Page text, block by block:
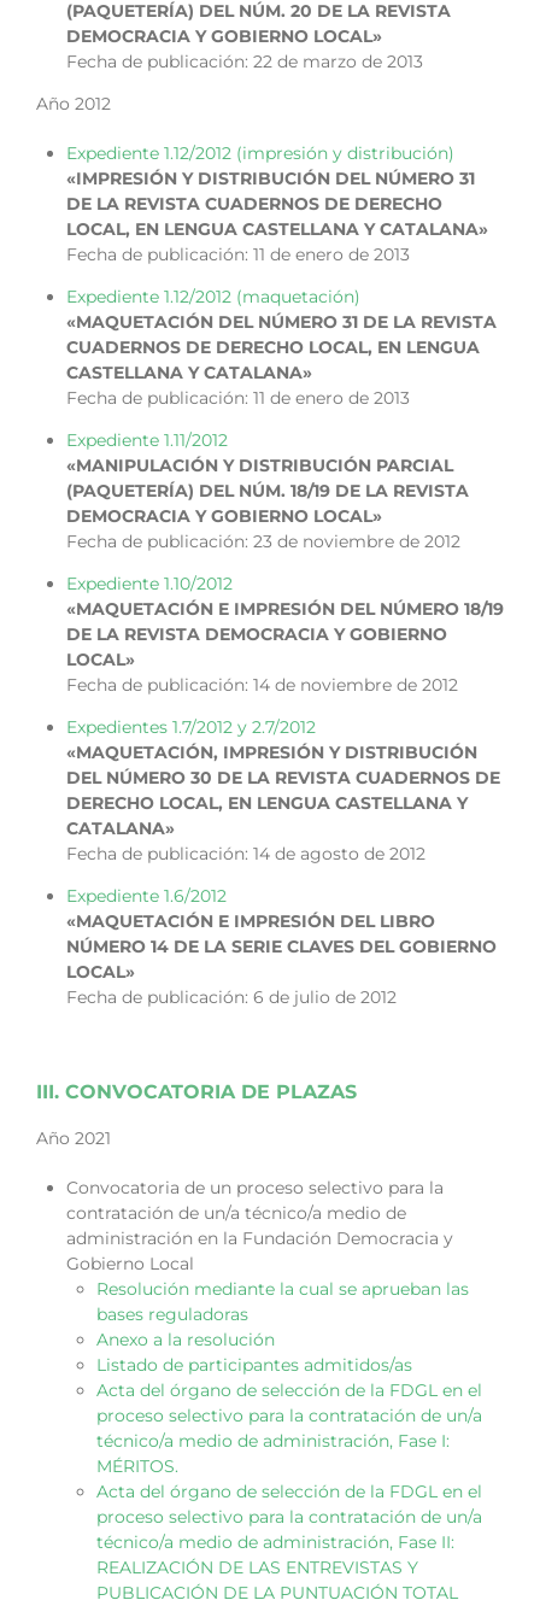
(PAQUETERÍA) DEL NÚM. 20 DE LA REVISTA
DEMOCRACIA Y GOBIERNO LOCAL»
Fecha de publicación: 22 de marzo de 2013
Año 2012
Expediente 1.12/2012 (impresión y distribución)
«IMPRESIÓN Y DISTRIBUCIÓN DEL NÚMERO 31
DE LA REVISTA CUADERNOS DE DERECHO
LOCAL, EN LENGUA CASTELLANA Y CATALANA»
Fecha de publicación: 11 de enero de 2013
Expediente 1.12/2012 (maquetación)
«MAQUETACIÓN DEL NÚMERO 31 DE LA REVISTA
CUADERNOS DE DERECHO LOCAL, EN LENGUA
CASTELLANA Y CATALANA»
Fecha de publicación: 11 de enero de 2013
Expediente 1.11/2012
«MANIPULACIÓN Y DISTRIBUCIÓN PARCIAL
(PAQUETERÍA) DEL NÚM. 18/19 DE LA REVISTA
DEMOCRACIA Y GOBIERNO LOCAL»
Fecha de publicación: 23 de noviembre de 2012
Expediente 1.10/2012
«MAQUETACIÓN E IMPRESIÓN DEL NÚMERO 18/19
DE LA REVISTA DEMOCRACIA Y GOBIERNO
LOCAL»
Fecha de publicación: 14 de noviembre de 2012
Expedientes 1.7/2012 y 2.7/2012
«MAQUETACIÓN, IMPRESIÓN Y DISTRIBUCIÓN
DEL NÚMERO 30 DE LA REVISTA CUADERNOS DE
DERECHO LOCAL, EN LENGUA CASTELLANA Y
CATALANA»
Fecha de publicación: 14 de agosto de 2012
Expediente 1.6/2012
«MAQUETACIÓN E IMPRESIÓN DEL LIBRO
NÚMERO 14 DE LA SERIE CLAVES DEL GOBIERNO
LOCAL»
Fecha de publicación: 6 de julio de 2012
III. CONVOCATORIA DE PLAZAS
Año 2021
Convocatoria de un proceso selectivo para la
contratación de un/a técnico/a medio de
administración en la Fundación Democracia y
Gobierno Local
Resolución mediante la cual se aprueban las
bases reguladoras
Anexo a la resolución
Listado de participantes admitidos/as
Acta del órgano de selección de la FDGL en el
proceso selectivo para la contratación de un/a
técnico/a medio de administración, Fase I:
MÉRITOS.
Acta del órgano de selección de la FDGL en el
proceso selectivo para la contratación de un/a
técnico/a medio de administración, Fase II:
REALIZACIÓN DE LAS ENTREVISTAS Y
PUBLICACIÓN DE LA PUNTUACIÓN TOTAL